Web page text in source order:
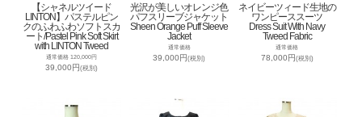
【シャネルツイード
LINTON】パステルピン
クのふわふわソフトスカ
ート/Pastel Pink Soft Skirt
with LINTON Tweed
通常価格 120,000円
39,000円(税別)
光沢が美しいオレンジ色
パフスリーブジャケット
Sheen Orange Puff Sleeve
Jacket
通常価格
39,000円(税別)
ネイビーツィード生地の
ワンピーススーツ
Dress Suit With Navy
Tweed Fabric
通常価格
78,000円(税別)